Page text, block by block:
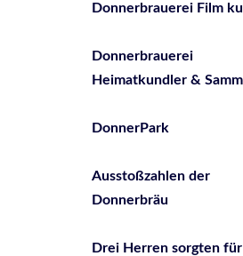
Donnerbrauerei Film
Donnerbrauerei
Heimatkundler &
DonnerPark
Ausstoßzahlen der
Donnerbräu
Drei Herren sorgten für